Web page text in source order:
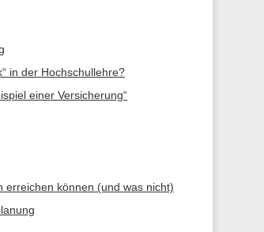
in der Hochschullehre?
einer Versicherung“
erreichen können (und was nicht)